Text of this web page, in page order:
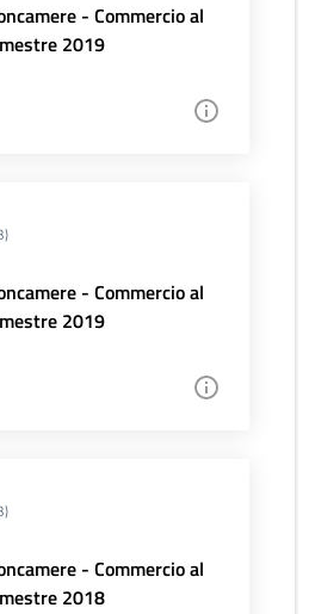
- Commercio al
2019
- Commercio al
2019
- Commercio al
2018